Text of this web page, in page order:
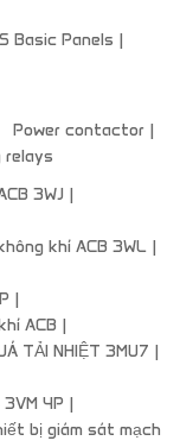
Basic Panels
Power contactor
relays
3WJ
khí ACB 3WL
ACB
TẢI NHIỆT 3MU7
3VM 4P
bị giám sát mạch